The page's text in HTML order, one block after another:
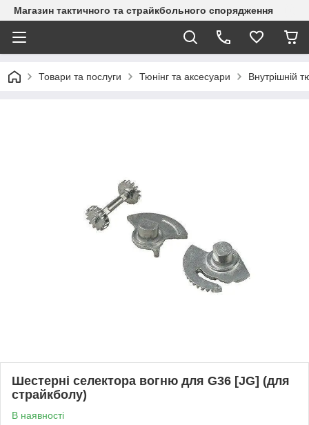
Магазин тактичного та страйкбольного спорядження
Товари та послуги Тюнінг та аксесуари Внутрішній
Шестерні селектора вогню для G36 [JG] (для
страйкболу)
В наявності